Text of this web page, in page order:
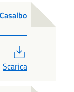
Scarica